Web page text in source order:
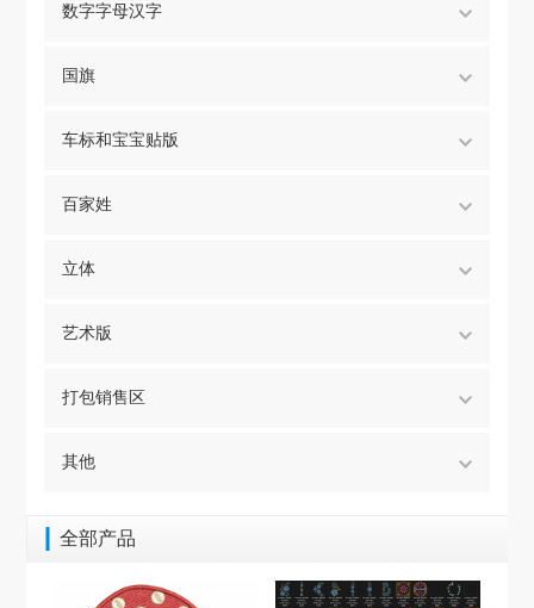
数字字母汉字
国旗
车标和宝宝贴版
百家姓
立体
艺术版
打包销售区
其他
全部产品